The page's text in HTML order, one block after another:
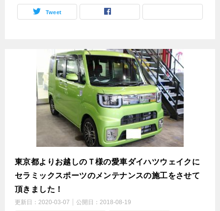
Tweet
東京都よりお越しのＴ様の愛車ダイハツウェイクに
セラミックスポーツのメンテナンスの施工をさせて
頂きました！
更新日： 2020-03-07 公開日： 2018-08-19